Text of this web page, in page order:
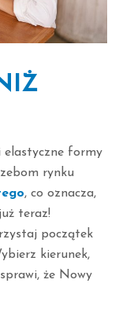
elastyczne formy
rynku
, co oznacza,
teraz!
początek
kierunek,
że Nowy